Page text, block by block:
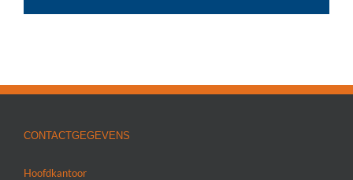
CONTACTGEGEVENS
Hoofdkantoor